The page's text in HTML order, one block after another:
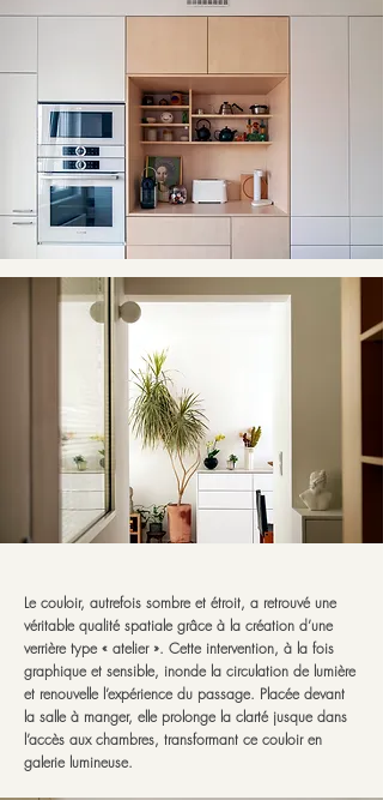
Le couloir, autrefois sombre et étroit, a retrouvé une
véritable qualité spatiale grâce à la création d’une
verrière type « atelier ». Cette intervention, à la fois
graphique et sensible, inonde la circulation de lumière
et renouvelle l’expérience du passage. Placée devant
la salle à manger, elle prolonge la clarté jusque dans
l’accès aux chambres, transformant ce couloir en
galerie lumineuse.